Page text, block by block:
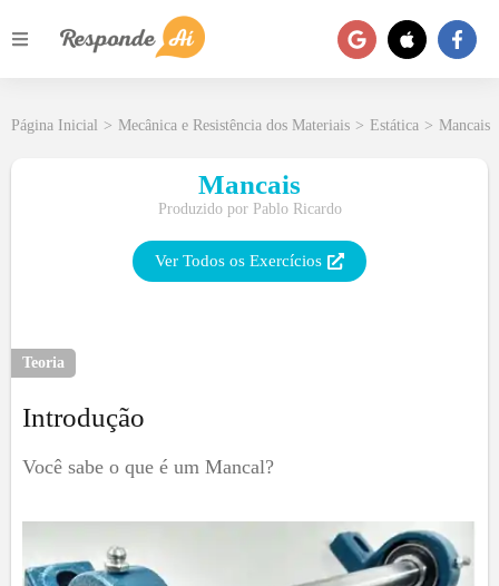
Página Inicial > Mecânica e Resistência dos Materiais > Estática > Mancais
Mancais
Produzido por Pablo Ricardo
Ver Todos os Exercícios
Teoria
Introdução
Você sabe o que é um Mancal?